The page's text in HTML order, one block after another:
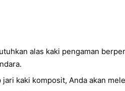
alas kaki pengaman
kaki komposit, Anda akan